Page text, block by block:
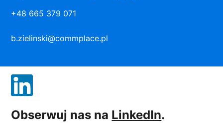
+48 665 379 071
b.zielinski@commplace.pl
Obserwuj nas na LinkedIn.